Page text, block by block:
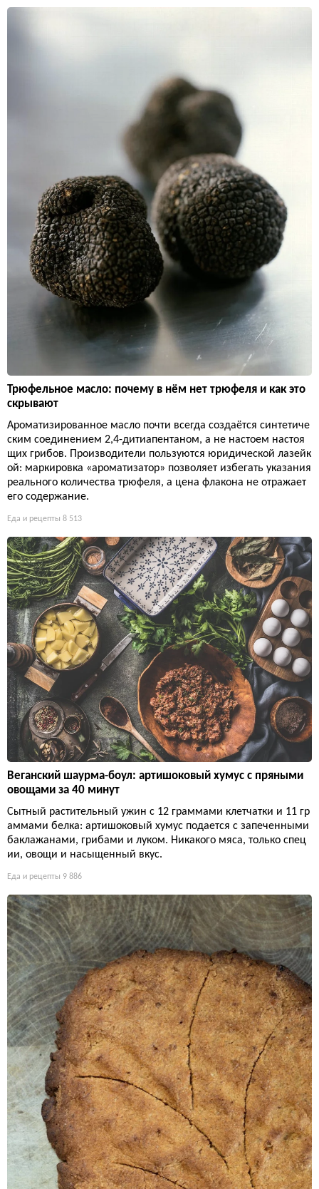
Трюфельное масло: почему в нём нет трюфеля и как это
скрывают
Ароматизированное масло почти всегда создаётся синтетиче
ским соединением 2,4-дитиапентаном, а не настоем настоя
щих грибов. Производители пользуются юридической лазейк
ой: маркировка «ароматизатор» позволяет избегать указания
реального количества трюфеля, а цена флакона не отражает
его содержание.
Еда и рецепты 8 513
Веганский шаурма-боул: артишоковый хумус с пряными
овощами за 40 минут
Сытный растительный ужин с 12 граммами клетчатки и 11 гр
аммами белка: артишоковый хумус подается с запеченными
баклажанами, грибами и луком. Никакого мяса, только спец
ии, овощи и насыщенный вкус.
Еда и рецепты 9 886